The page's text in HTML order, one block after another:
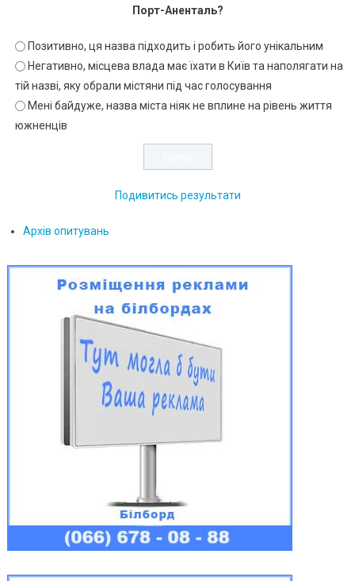
Порт-Аненталь?
Позитивно, ця назва підходить і робить його унікальним
Негативно, місцева влада має їхати в Київ та наполягати на
тій назві, яку обрали містяни під час голосування
Мені байдуже, назва міста ніяк не вплине на рівень життя
южненців
Подивитись результати
Архів опитувань